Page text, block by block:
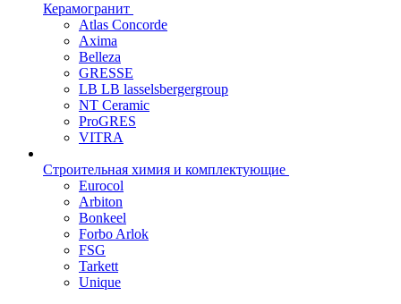
Керамогранит
Atlas Concorde
Axima
Belleza
GRESSE
LB LB lasselsbergergroup
NT Ceramic
ProGRES
VITRA
Строительная химия и комплектующие
Eurocol
Arbiton
Bonkeel
Forbo Arlok
FSG
Tarkett
Unique